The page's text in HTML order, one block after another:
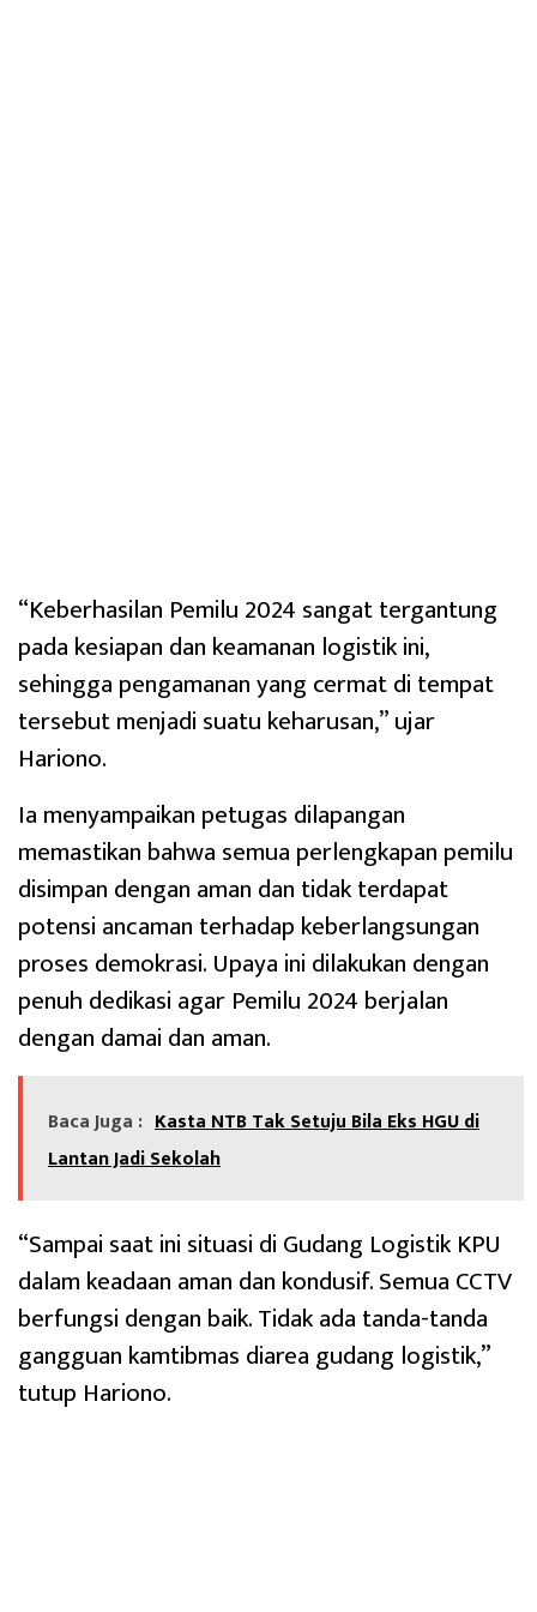
“Keberhasilan Pemilu 2024 sangat tergantung
pada kesiapan dan keamanan logistik ini,
sehingga pengamanan yang cermat di tempat
tersebut menjadi suatu keharusan,” ujar
Hariono.
Ia menyampaikan petugas dilapangan
memastikan bahwa semua perlengkapan pemilu
disimpan dengan aman dan tidak terdapat
potensi ancaman terhadap keberlangsungan
proses demokrasi. Upaya ini dilakukan dengan
penuh dedikasi agar Pemilu 2024 berjalan
dengan damai dan aman.
Baca Juga : Kasta NTB Tak Setuju Bila Eks HGU di
Lantan Jadi Sekolah
“Sampai saat ini situasi di Gudang Logistik KPU
dalam keadaan aman dan kondusif. Semua CCTV
berfungsi dengan baik. Tidak ada tanda-tanda
gangguan kamtibmas diarea gudang logistik,”
tutup Hariono.